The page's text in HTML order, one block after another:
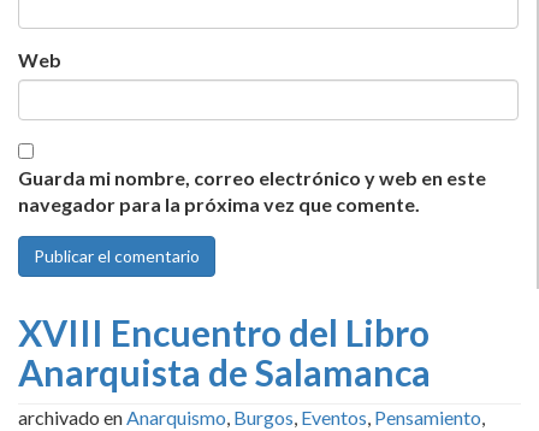
Web
Guarda mi nombre, correo electrónico y web en este
navegador para la próxima vez que comente.
XVIII Encuentro del Libro
Anarquista de Salamanca
archivado enAnarquismo, Burgos, Eventos, Pensamiento,